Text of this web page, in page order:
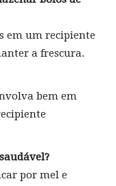
em um recipiente
a frescura.
bem em
por mel e